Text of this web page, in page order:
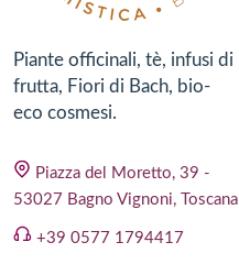
Piante officinali, tè, infusi di
frutta, Fiori di Bach, bio-
eco cosmesi.
Piazza del Moretto, 39 -
53027 Bagno Vignoni, Toscana
+39 0577 1794417